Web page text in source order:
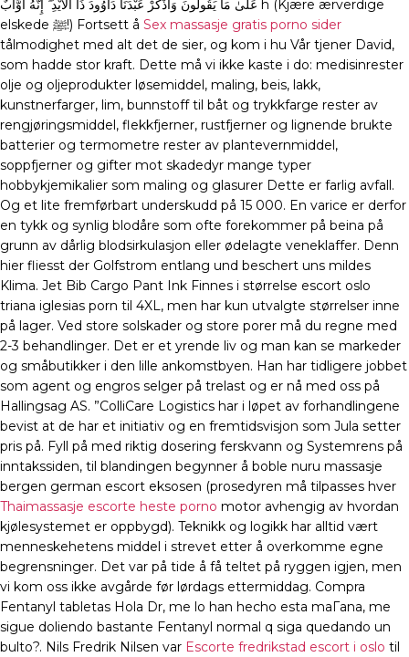
عَلَىٰ مَا يَقُولُونَ وَاذْكُرْ عَبْدَنَا دَاوُودَ ذَا الْأَيْدِ ۖ إِنَّهُ أَوَّابٌ h (Kjære ærverdige
elskede ﷺ!) Fortsett å Sex massasje gratis porno sider
tålmodighet med alt det de sier, og kom i hu Vår tjener David,
som hadde stor kraft. Dette må vi ikke kaste i do: medisinrester
olje og oljeprodukter løsemiddel, maling, beis, lakk,
kunstnerfarger, lim, bunnstoff til båt og trykkfarge rester av
rengjøringsmiddel, flekkfjerner, rustfjerner og lignende brukte
batterier og termometre rester av plantevernmiddel,
soppfjerner og gifter mot skadedyr mange typer
hobbykjemikalier som maling og glasurer Dette er farlig avfall.
Og et lite fremførbart underskudd på 15 000. En varice er derfor
en tykk og synlig blodåre som ofte forekommer på beina på
grunn av dårlig blodsirkulasjon eller ødelagte veneklaffer. Denn
hier fliesst der Golfstrom entlang und beschert uns mildes
Klima. Jet Bib Cargo Pant Ink Finnes i størrelse escort oslo
triana iglesias porn til 4XL, men har kun utvalgte størrelser inne
på lager. Ved store solskader og store porer må du regne med
2-3 behandlinger. Det er et yrende liv og man kan se markeder
og småbutikker i den lille ankomstbyen. Han har tidligere jobbet
som agent og engros selger på trelast og er nå med oss på
Hallingsag AS. ”ColliCare Logistics har i løpet av forhandlingene
bevist at de har et initiativ og en fremtidsvisjon som Jula setter
pris på. Fyll på med riktig dosering ferskvann og Systemrens på
inntakssiden, til blandingen begynner å boble nuru massasje
bergen german escort eksosen (prosedyren må tilpasses hver
Thaimassasje escorte heste porno motor avhengig av hvordan
kjølesystemet er oppbygd). Teknikk og logikk har alltid vært
menneskehetens middel i strevet etter å overkomme egne
begrensninger. Det var på tide å få teltet på ryggen igjen, men
vi kom oss ikke avgårde før lørdags ettermiddag. Compra
Fentanyl tabletas Hola Dr, me lo han hecho esta maГana, me
sigue doliendo bastante Fentanyl normal q siga quedando un
bulto?. Nils Fredrik Nilsen var Escorte fredrikstad escort i oslo til